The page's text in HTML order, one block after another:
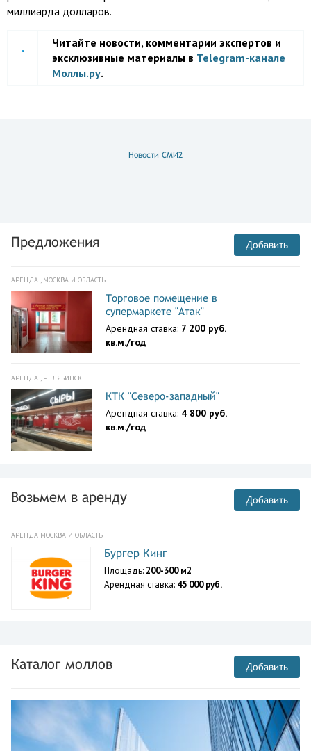
миллиарда долларов.
Читайте новости, комментарии экспертов и
эксклюзивные материалы в Telegram-канале
Моллы.ру.
Новости СМИ2
Предложения Добавить
АРЕНДА , МОСКВА И ОБЛАСТЬ
Торговое помещение в
супермаркете "Атак"
Арендная ставка: 7 200 руб.
кв.м./год
АРЕНДА , ЧЕЛЯБИНСК
КТК "Северо-западный"
Арендная ставка: 4 800 руб.
кв.м./год
Возьмем в аренду Добавить
АРЕНДА МОСКВА И ОБЛАСТЬ
Бургер Кинг
Площадь: 200-300 м2
Арендная ставка: 45 000 руб.
Каталог моллов Добавить